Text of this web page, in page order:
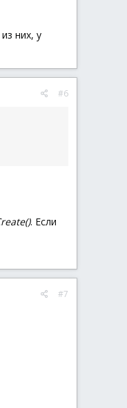
них, у
#6
. Если
#7